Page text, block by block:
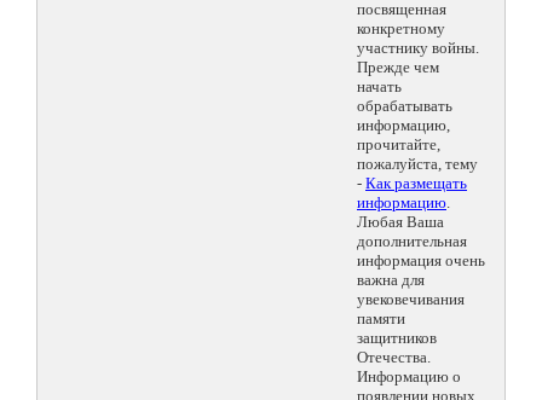
посвященная
конкретному
участнику войны.
Прежде чем
начать
обрабатывать
информацию,
прочитайте,
пожалуйста, тему
- Как размещать
информацию.
Любая Ваша
дополнительная
информация очень
важна для
увековечивания
памяти
защитников
Отечества.
Информацию о
появлении новых